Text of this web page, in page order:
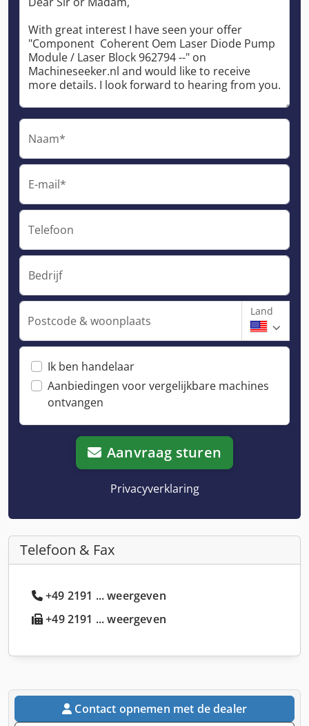
Naam*
E-mail*
Telefoon
Bedrijf
Postcode & woonplaats
Land
Ik ben handelaar
Aanbiedingen voor vergelijkbare machines
ontvangen
Aanvraag sturen
Privacyverklaring
Telefoon & Fax
+49 2191 ... weergeven
+49 2191 ... weergeven
Contact opnemen met de dealer